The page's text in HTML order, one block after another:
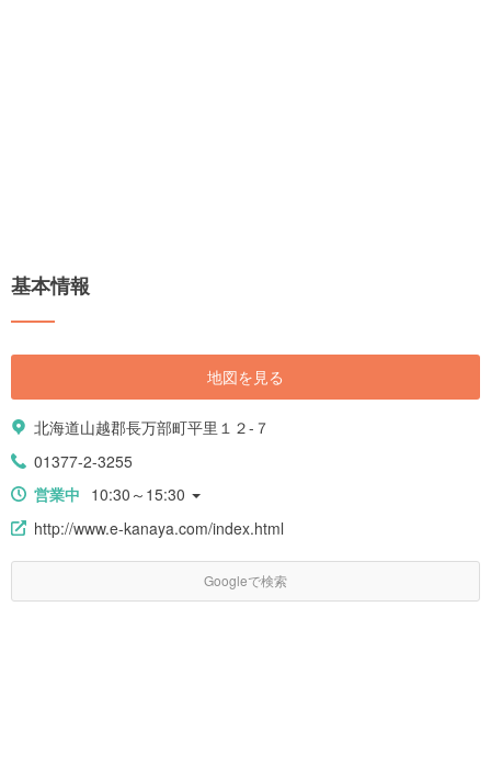
基本情報
地図を見る
北海道山越郡長万部町平里１２-７
01377-2-3255
営業中 10:30～15:30
http://www.e-kanaya.com/index.html
Googleで検索